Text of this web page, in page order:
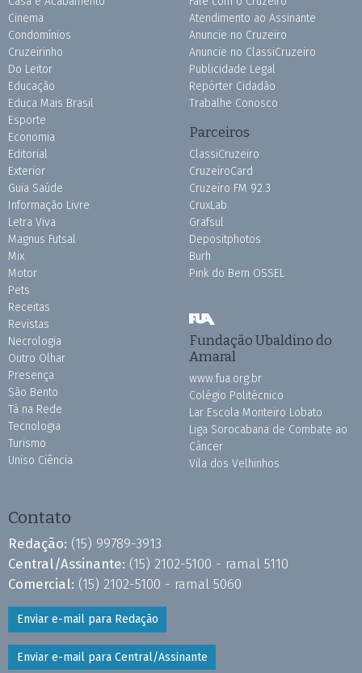
Cinema
Condomínios
Cruzeirinho
Do Leitor
Educação
Educa Mais Brasil
Esporte
Economia
Editorial
Exterior
Guia Saúde
Informação Livre
Letra Viva
Magnus Futsal
Mix
Motor
Pets
Receitas
Revistas
Necrologia
Outro Olhar
Presença
São Bento
Tá na Rede
Tecnologia
Turismo
Uniso Ciência
Atendimento ao Assinante
Anuncie no Cruzeiro
Anuncie no ClassiCruzeiro
Publicidade Legal
Repórter Cidadão
Trabalhe Conosco
Parceiros
ClassiCruzeiro
CruzeiroCard
Cruzeiro FM 92.3
CruxLab
Grafsul
Depositphotos
Burh
Pink do Bem OSSEL
Fundação Ubaldino do
Amaral
www.fua.org.br
Colégio Politécnico
Lar Escola Monteiro Lobato
Liga Sorocabana de Combate ao
Câncer
Vila dos Velhinhos
Contato
Redação: (15) 99789-3913
Central/Assinante: (15) 2102-5100 - ramal 5110
Comercial: (15) 2102-5100 - ramal 5060
Enviar e-mail para Redação
Enviar e-mail para Central/Assinante